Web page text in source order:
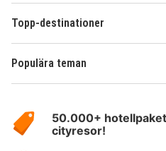
Topp-destinationer
Populära teman
HotelSpecials
50.000+
cityresor!